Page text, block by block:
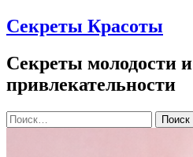
Секреты Красоты
Секреты молодости и
привлекательности
Найти: